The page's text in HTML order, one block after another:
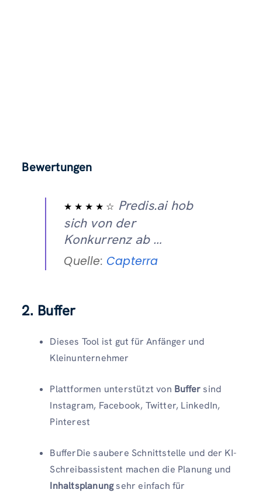
Bewertungen
★ ★ ★ ★ ☆ Predis.ai hob
sich von der
Konkurrenz ab …
Quelle: Capterra
2. Buffer
Dieses Tool ist gut für Anfänger und
Kleinunternehmer
Plattformen unterstützt von Buffersind
Instagram, Facebook, Twitter, LinkedIn,
Pinterest
BufferDie saubere Schnittstelle und der KI-
Schreibassistent machen die Planung und
Inhaltsplanungsehr einfach für